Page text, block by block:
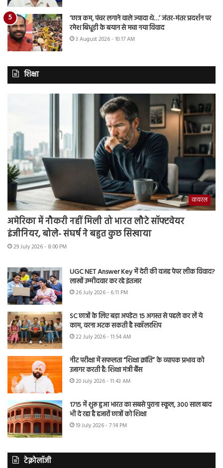
‘छात्र कम, पंचर लगाने वाले ज्यादा थे…’ जंतर-मंतर प्रदर्शन पर
रमेश बिधूड़ी के बयान से मचा नया विवाद
3 August 2026 - 10:17 AM
शिक्षा
वायरल
अमेरिका में नौकरी नहीं मिली तो भारत लौटे सॉफ्टवेयर
इंजीनियर, बोले- संघर्ष ने बहुत कुछ सिखाया
29 July 2026 - 8:00 PM
UGC NET Answer Key में देरी की वजह पेपर लीक विवाद?
लाखों उम्मीदवार कर रहे इंतजार
26 July 2026 - 6:11 PM
SC छात्रों के लिए बड़ा अपडेट! 15 अगस्त से पहले कर लें ये
काम, वरना अटक सकती है स्कॉलरशिप
22 July 2026 - 11:54 AM
नीट परीक्षा में सफलता “शिक्षा क्रांति” के व्यापक प्रभाव को
उजागर करती है: शिक्षा मंत्री बैंस
20 July 2026 - 11:43 AM
1715 में शुरू हुआ भारत का सबसे पुराना स्कूल, 300 साल बाद
भी दे रहा है हजारों छात्रों को शिक्षा
19 July 2026 - 7:14 PM
टेक्नोलॉजी